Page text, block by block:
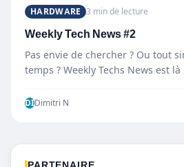
HARDWARE 3 min de lecture
Weekly Tech News #2
Pas envie de chercher ? Ou tout
temps ? Weekly Techs News est
DIDimitri N